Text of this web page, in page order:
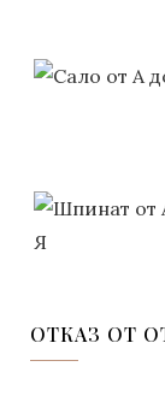
ОТКАЗ ОТ